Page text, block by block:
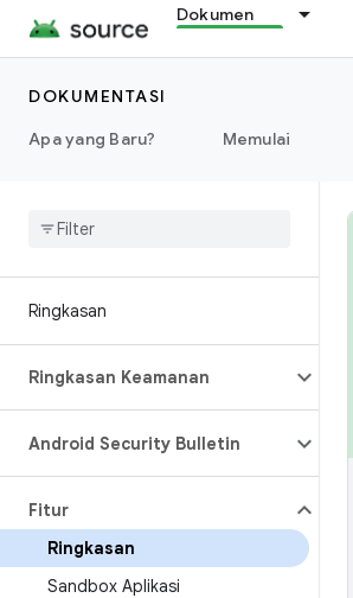
Dokumen
DOKUMENTASI
Apa yang Baru?
Memulai
Ringkasan
Ringkasan Keamanan
Android Security Bulletin
Fitur
Ringkasan
Sandbox Aplikasi